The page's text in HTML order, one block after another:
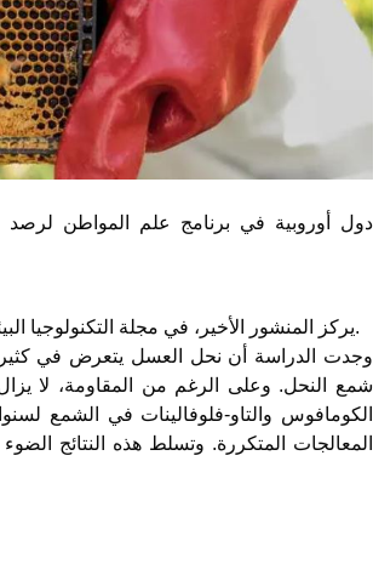
يركز المنشور الأخير، في مجلة التكنولوجيا البيئية والابتكار البيئي، على وجود مبيدات قراد اصطناعية في مستعمرات نحل العسل.
وجدت الدراسة أن نحل العسل يتعرض في كثير
شمع النحل. وعلى الرغم من المقاومة، لا
الكومافوس والتاو-فلوفالينات في الشمع
المعالجات المتكررة. وتسلط هذه النتائج